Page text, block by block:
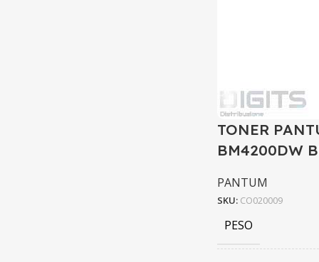
TONER
BM4200DW
PANTUM
SKU: CO020009
PESO